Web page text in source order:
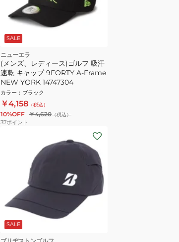
SALE
ニューエラ
(メンズ、レディース)ゴルフ 吸汗
速乾 キャップ 9FORTY A-Frame
NEW YORK 14747304
カラー ： ブラック
￥4,158 （税込）
10%OFF ￥4,620（税込）
37ポイント
SALE